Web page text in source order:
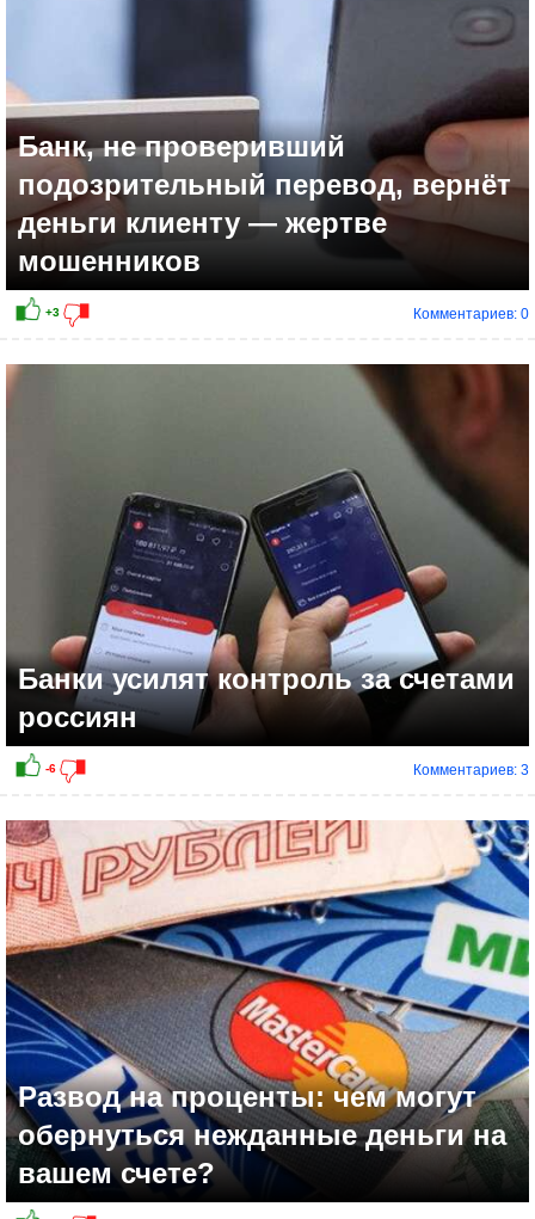
Банк, не проверивший
подозрительный перевод, вернёт
деньги клиенту — жертве
мошенников
Комментариев: 0
Банки усилят контроль за счетами
россиян
Комментариев: 3
Развод на проценты: чем могут
обернуться нежданные деньги на
вашем счете?